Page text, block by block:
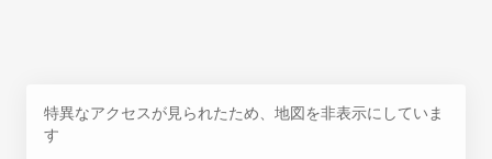
特異なアクセスが見られたため、地図を非表示にしていま
す